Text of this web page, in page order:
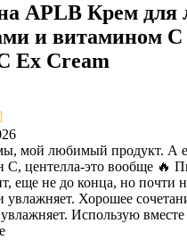
APLB Крем для
и витамином С
Ex Cream
мой любимый продукт. А
С, центелла-это вообще 🔥
еще не до конца, но почти
увлажняет. Хорошее
Использую